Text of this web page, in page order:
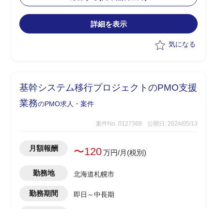
・顧客社内の合意形成
・将来SAP展開に向けたスコープと優先
順位整理詳細を表示
気になる
基幹システム移行プロジェクトのPMO支援
業務のPMO求人・案件
案件No. 0127368 公開日: 2024/05/13
月額報酬 〜120万円/月(税別)
勤務地 北海道札幌市
勤務期間 即日～中長期